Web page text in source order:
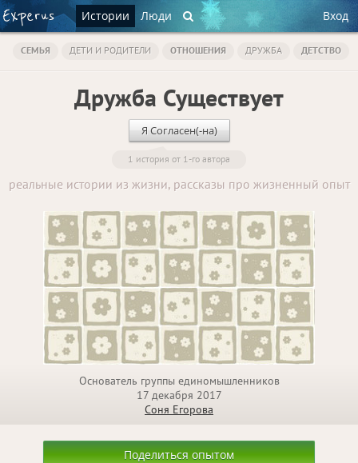
Истории Люди Вход
СЕМЬЯ ДЕТИ И РОДИТЕЛИ ОТНОШЕНИЯ ДРУЖБА ДЕТСТВО
Дружба Существует
Я Согласен(-на)
1 история от 1-го автора
реальные истории из жизни, рассказы про жизненный опыт
Основатель группы единомышленников
17 декабря 2017
Соня Егорова
Поделиться опытом